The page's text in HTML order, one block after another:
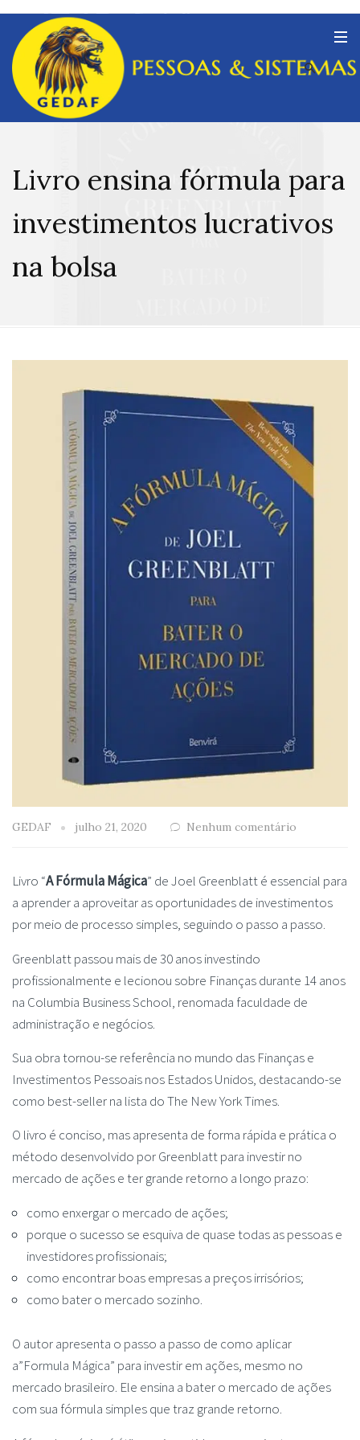
Livro ensina fórmula para
investimentos lucrativos
na bolsa
GEDAF julho 21, 2020 Nenhum comentário
Livro “A Fórmula Mágica” de Joel Greenblatt é essencial para
a aprender a aproveitar as oportunidades de investimentos
por meio de processo simples, seguindo o passo a passo.
Greenblatt passou mais de 30 anos investindo
profissionalmente e lecionou sobre Finanças durante 14 anos
na Columbia Business School, renomada faculdade de
administração e negócios.
Sua obra tornou-se referência no mundo das Finanças e
Investimentos Pessoais nos Estados Unidos, destacando-se
como best-seller na lista do The New York Times.
O livro é conciso, mas apresenta de forma rápida e prática o
método desenvolvido por Greenblatt para investir no
mercado de ações e ter grande retorno a longo prazo:
como enxergar o mercado de ações;
porque o sucesso se esquiva de quase todas as pessoas e
investidores profissionais;
como encontrar boas empresas a preços irrisórios;
como bater o mercado sozinho.
O autor apresenta o passo a passo de como aplicar
a”Formula Mágica” para investir em ações, mesmo no
mercado brasileiro. Ele ensina a bater o mercado de ações
com sua fórmula simples que traz grande retorno.